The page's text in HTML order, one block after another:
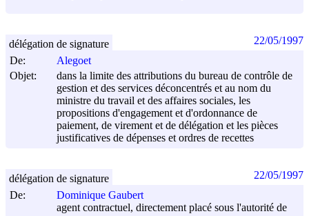
De:
Alegoet
Objet:
dans la limite des attributions du bureau de contrôle de
gestion et des services déconcentrés et au nom du
ministre du travail et des affaires sociales, les
propositions d'engagement et d'ordonnance de
paiement, de virement et de délégation et les pièces
justificatives de dépenses et ordres de recettes
délégation de signature 22/05/1997
De:
Dominique Gaubert
agent contractuel, directement placé sous l'autorité de
délégation de signature 22/05/1997